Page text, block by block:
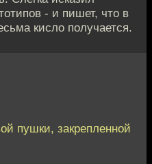
- и пишет, что в
кисло получается.
пушки, закрепленной